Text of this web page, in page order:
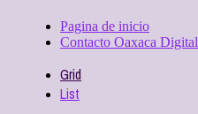
Pagina de inicio
Contacto Oaxaca Digital
Grid
List